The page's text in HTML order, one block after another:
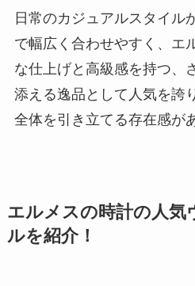
日常のカジュアルスタイル
で幅広く合わせやすく、エ
な仕上げと高級感を持つ、
添える逸品として人気を誇
全体を引き立てる存在感が
エルメスの時計の人気
ルを紹介！